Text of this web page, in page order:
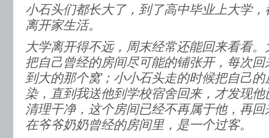
小石头们都长大了，到了高中毕业上大学
离开家生活。
大学离开得不远，周末经常还能回来看看
把自己曾经的房间尽可能的铺张开，每次
到大的那个窝；小小石头走的时候把自己
染，直到我送他到学校宿舍回来，才发现
清理干净，这个房间已经不再属于他，再
在爷爷奶奶曾经的房间里，是一个过客。